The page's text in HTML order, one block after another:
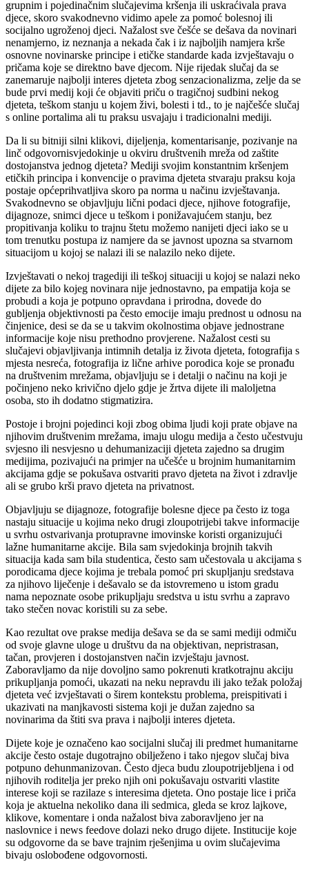
grupnim i pojedinačnim slučajevima kršenja ili uskraćivala prava
djece, skoro svakodnevno vidimo apele za pomoć bolesnoj ili
socijalno ugroženoj djeci. Nažalost sve češće se dešava da novinari
nenamjerno, iz neznanja a nekada čak i iz najboljih namjera krše
osnovne novinarske principe i etičke standarde kada izvještavaju o
pričama koje se direktno bave djecom. Nije rijedak slučaj da se
zanemaruje najbolji interes djeteta zbog senzacionalizma, zelje da se
bude prvi medij koji će objaviti priču o tragičnoj sudbini nekog
djeteta, teškom stanju u kojem živi, bolesti i td., to je najčešće slučaj
s online portalima ali tu praksu usvajaju i tradicionalni mediji.
Da li su bitniji silni klikovi, dijeljenja, komentarisanje, pozivanje na
linč odgovornisvjedokinje u okviru društvenih mreža od zaštite
dostojanstva jednog djeteta? Mediji svojim konstantnim kršenjem
etičkih principa i konvencije o pravima djeteta stvaraju praksu koja
postaje općeprihvatljiva skoro pa norma u načinu izvještavanja.
Svakodnevno se objavljuju lični podaci djece, njihove fotografije,
dijagnoze, snimci djece u teškom i ponižavajućem stanju, bez
propitivanja koliku to trajnu štetu možemo nanijeti djeci iako se u
tom trenutku postupa iz namjere da se javnost upozna sa stvarnom
situacijom u kojoj se nalazi ili se nalazilo neko dijete.
Izvještavati o nekoj tragediji ili teškoj situaciji u kojoj se nalazi neko
dijete za bilo kojeg novinara nije jednostavno, pa empatija koja se
probudi a koja je potpuno opravdana i prirodna, dovede do
gubljenja objektivnosti pa često emocije imaju prednost u odnosu na
činjenice, desi se da se u takvim okolnostima objave jednostrane
informacije koje nisu prethodno provjerene. Nažalost cesti su
slučajevi objavljivanja intimnih detalja iz života djeteta, fotografija s
mjesta nesreća, fotografija iz lične arhive porodica koje se pronađu
na društvenim mrežama, objavljuju se i detalji o načinu na koji je
počinjeno neko krivično djelo gdje je žrtva dijete ili maloljetna
osoba, sto ih dodatno stigmatizira.
Postoje i brojni pojedinci koji zbog obima ljudi koji prate objave na
njihovim društvenim mrežama, imaju ulogu medija a često učestvuju
svjesno ili nesvjesno u dehumanizaciji djeteta zajedno sa drugim
medijima, pozivajući na primjer na učešće u brojnim humanitarnim
akcijama gdje se pokušava ostvariti pravo djeteta na život i zdravlje
ali se grubo krši pravo djeteta na privatnost.
Objavljuju se dijagnoze, fotografije bolesne djece pa često iz toga
nastaju situacije u kojima neko drugi zloupotrijebi takve informacije
u svrhu ostvarivanja protupravne imovinske koristi organizujući
lažne humanitarne akcije. Bila sam svjedokinja brojnih takvih
situacija kada sam bila studentica, često sam učestovala u akcijama s
porodicama djece kojima je trebala pomoć pri skupljanju sredstava
za njihovo liječenje i dešavalo se da istovremeno u istom gradu
nama nepoznate osobe prikupljaju sredstva u istu svrhu a zapravo
tako stečen novac koristili su za sebe.
Kao rezultat ove prakse medija dešava se da se sami mediji odmiču
od svoje glavne uloge u društvu da na objektivan, nepristrasan,
tačan, provjeren i dostojanstven način izvještaju javnost.
Zaboravljamo da nije dovoljno samo pokrenuti kratkotrajnu akciju
prikupljanja pomoći, ukazati na neku nepravdu ili jako težak položaj
djeteta već izvještavati o širem kontekstu problema, preispitivati i
ukazivati na manjkavosti sistema koji je dužan zajedno sa
novinarima da štiti sva prava i najbolji interes djeteta.
Dijete koje je označeno kao socijalni slučaj ili predmet humanitarne
akcije često ostaje dugotrajno obilježeno i tako njegov slučaj biva
potpuno dehunmanizovan. Često djeca budu zloupotrijebljena i od
njihovih roditelja jer preko njih oni pokušavaju ostvariti vlastite
interese koji se razilaze s interesima djeteta. Ono postaje lice i priča
koja je aktuelna nekoliko dana ili sedmica, gleda se kroz lajkove,
klikove, komentare i onda nažalost biva zaboravljeno jer na
naslovnice i news feedove dolazi neko drugo dijete. Institucije koje
su odgovorne da se bave trajnim rješenjima u ovim slučajevima
bivaju oslobođene odgovornosti.